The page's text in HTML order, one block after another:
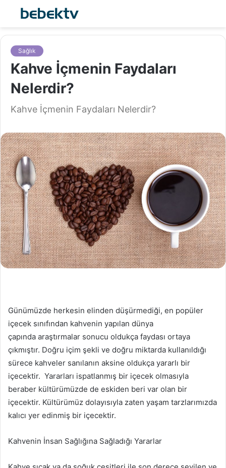
Sağlık
Kahve İçmenin Faydaları
Nelerdir?
Kahve İçmenin Faydaları Nelerdir?
Günümüzde herkesin elinden düşürmediği, en popüler
içecek sınıfından kahvenin yapılan dünya
çapında araştırmalar sonucu oldukça faydası ortaya
çıkmıştır. Doğru içim şekli ve doğru miktarda kullanıldığı
sürece kahveler sanılanın aksine oldukça yararlı bir
içecektir. Yararları ispatlanmış bir içecek olmasıyla
beraber kültürümüzde de eskiden beri var olan bir
içecektir. Kültürümüz dolayısıyla zaten yaşam tarzlarımızda
kalıcı yer edinmiş bir içecektir.
Kahvenin İnsan Sağlığına Sağladığı Yararlar